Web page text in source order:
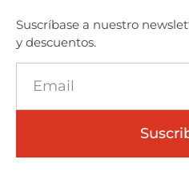
Suscríbase a nuestro
y descuentos.